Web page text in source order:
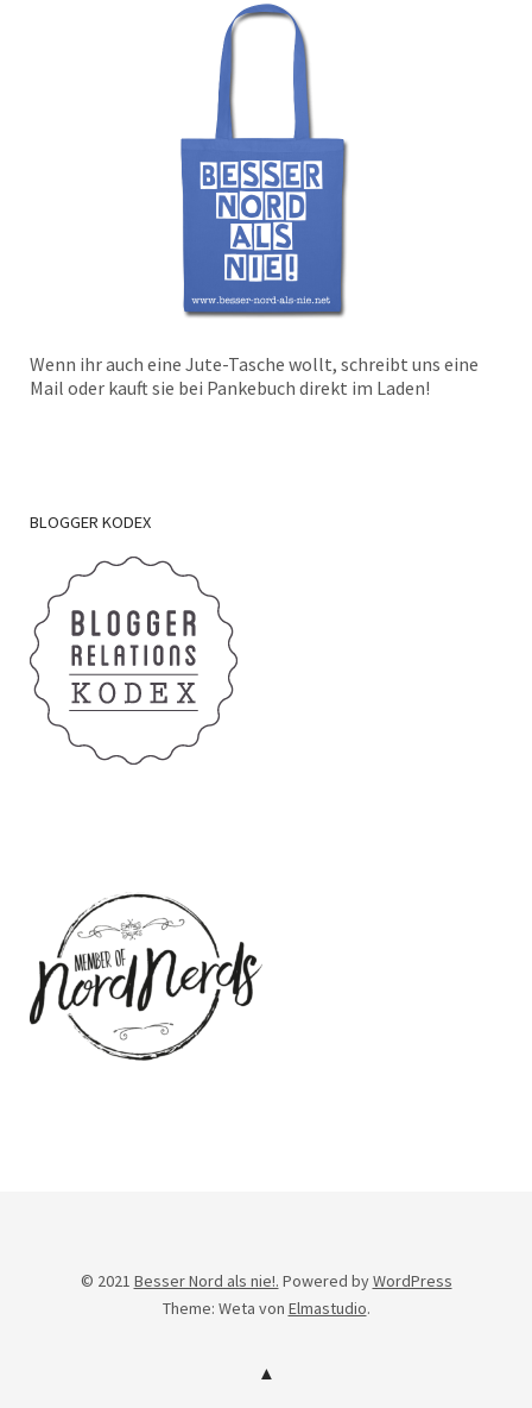
Wenn ihr auch eine Jute-Tasche wollt, schreibt uns eine
Mail oder kauft sie bei Pankebuch direkt im Laden!
BLOGGER KODEX
© 2021 Besser Nord als nie!. Powered byWordPress
Theme: Weta von Elmastudio.